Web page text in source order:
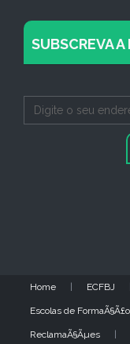
SUBSCREVA
Home ECFBJ
Escolas de FormaÃ§Ã£o
ReclamaÃ§Ãµes